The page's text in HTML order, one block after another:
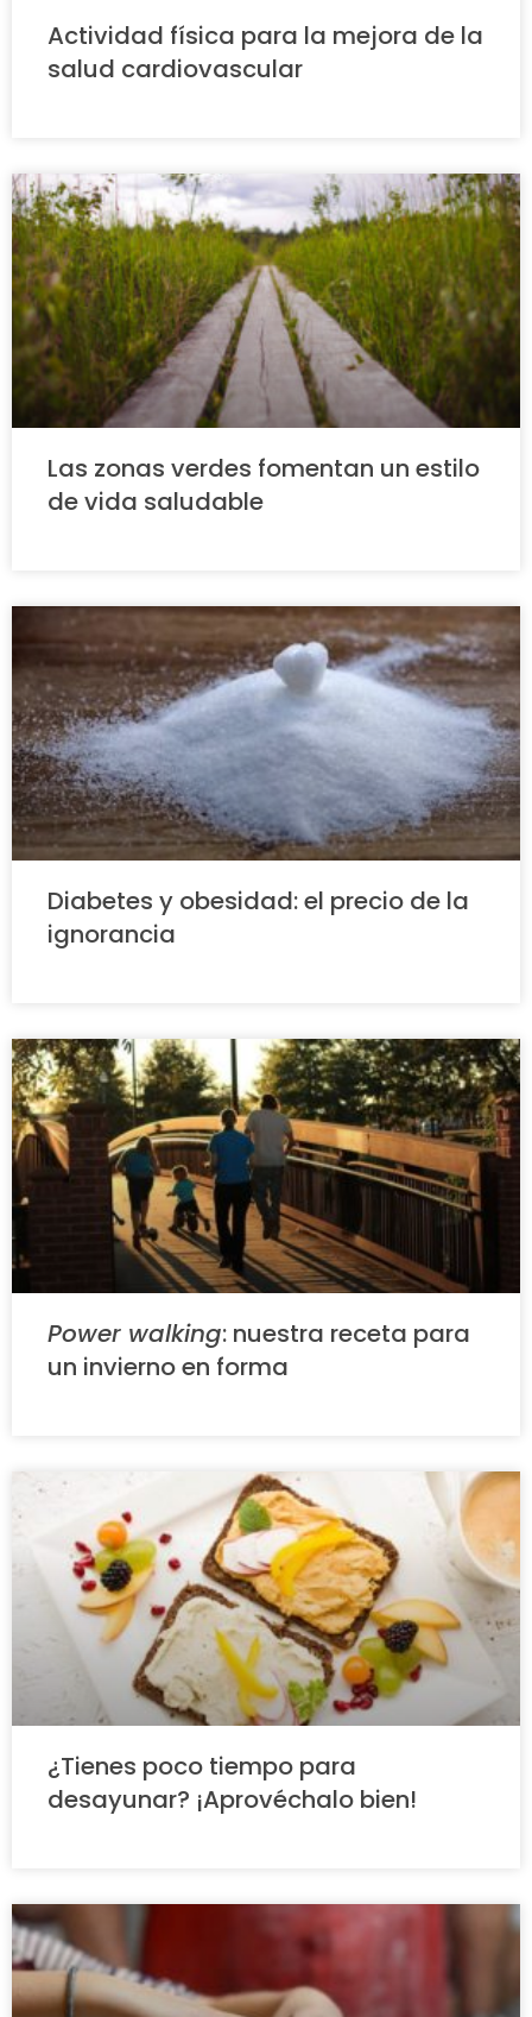
Actividad física para la mejora de la
salud cardiovascular
Las zonas verdes fomentan un estilo
de vida saludable
Diabetes y obesidad: el precio de la
ignorancia
Power walking: nuestra receta para
un invierno en forma
¿Tienes poco tiempo para
desayunar? ¡Aprovéchalo bien!